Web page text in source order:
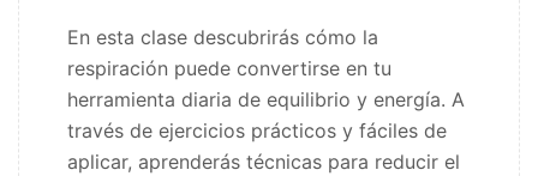
En esta clase descubrirás cómo la
respiración puede convertirse en tu
herramienta diaria de equilibrio y energía. A
través de ejercicios prácticos y fáciles de
aplicar, aprenderás técnicas para reducir el